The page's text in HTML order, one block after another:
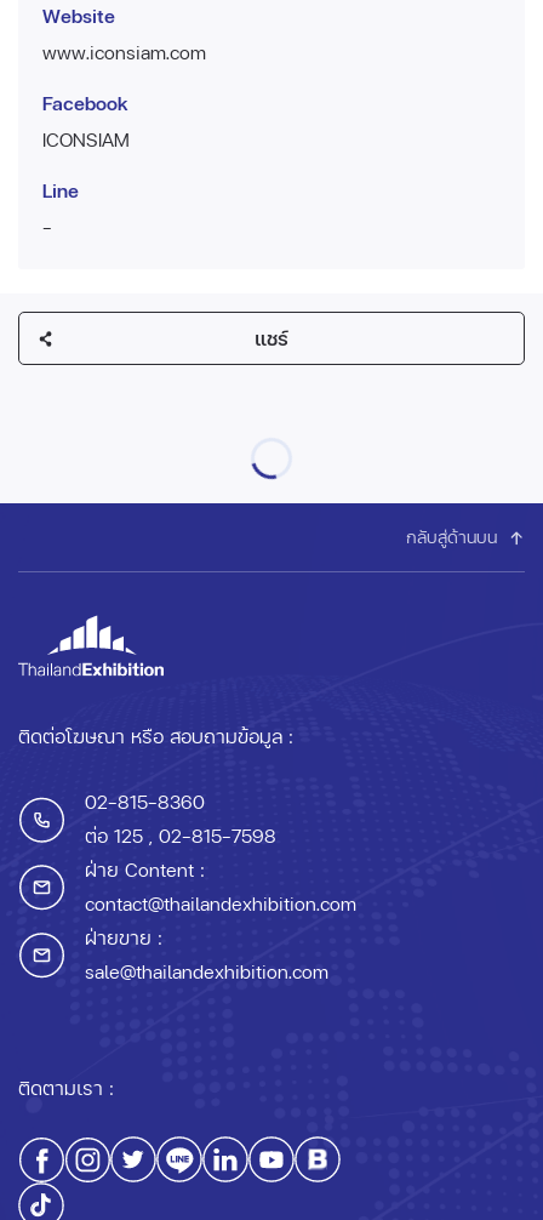
Website
www.iconsiam.com
Facebook
ICONSIAM
Line
-
แชร์
กลับสู่ด้านบน
ติดต่อโฆษณา หรือ สอบถามข้อมูล :
02-815-8360
ต่อ 125 , 02-815-7598
ฝ่าย Content :
contact@thailandexhibition.com
ฝ่ายขาย :
sale@thailandexhibition.com
ติดตามเรา :